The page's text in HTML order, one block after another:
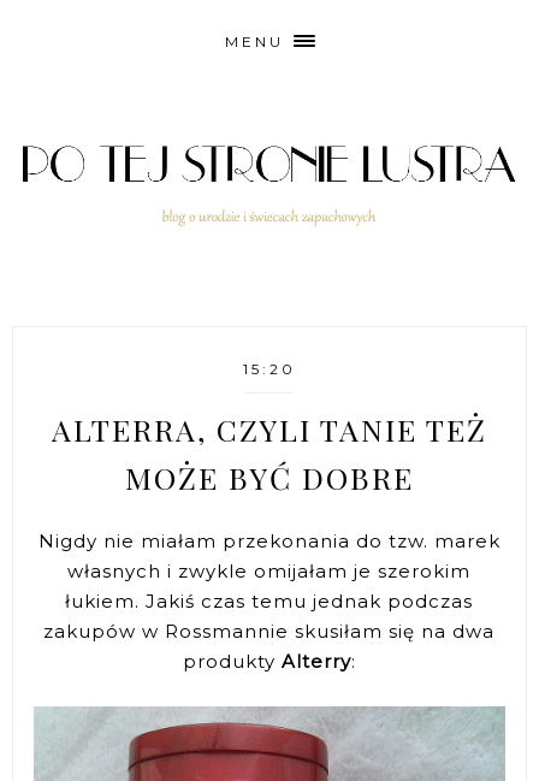
MENU
15:20
ALTERRA, CZYLI TANIE TEŻ
MOŻE BYĆ DOBRE
Nigdy nie miałam przekonania do tzw. marek
własnych i zwykle omijałam je szerokim
łukiem. Jakiś czas temu jednak podczas
zakupów w Rossmannie skusiłam się na dwa
produkty Alterry: